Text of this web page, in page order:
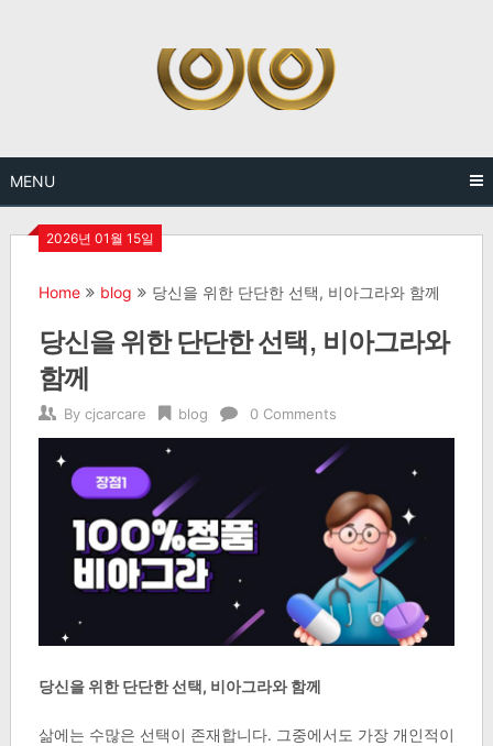
MENU
2026년 01월 15일
Home blog 당신을 위한 단단한 선택, 비아그라와 함께
당신을 위한 단단한 선택, 비아그라와
함께
By cjcarcare blog 0 Comments
당신을 위한 단단한 선택, 비아그라와 함께
삶에는 수많은 선택이 존재합니다. 그중에서도 가장 개인적이